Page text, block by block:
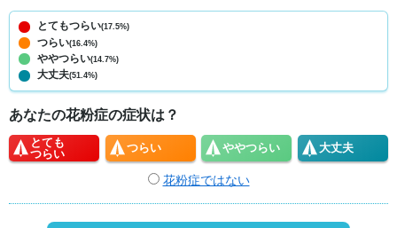
とてもつらい(17.5%)
つらい(16.4%)
ややつらい(14.7%)
大丈夫(51.4%)
あなたの花粉症の症状は？
とても
つらい
つらい ややつらい 大丈夫
花粉症ではない